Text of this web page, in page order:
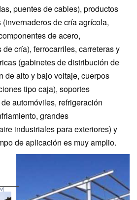
puentes de cables), productos
de cría agrícola,
de acero,
cría), ferrocarriles, carreteras y
(gabinetes de distribución de
de alto y bajo voltaje, cuerpos
tipo caja), soportes
automóviles, refrigeración
grandes
industriales para exteriores) y
de aplicación es muy amplio.